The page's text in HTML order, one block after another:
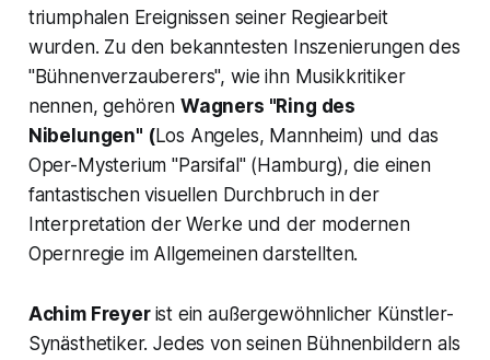
triumphalen Ereignissen seiner Regiearbeit
wurden. Zu den bekanntesten Inszenierungen des
"Bühnenverzauberers", wie ihn Musikkritiker
nennen, gehören Wagners "Ring des
Nibelungen" (Los Angeles, Mannheim) und das
Oper-Mysterium"Parsifal" (Hamburg), die einen
fantastischen visuellen Durchbruch in der
Interpretation der Werke und der modernen
Opernregie im Allgemeinen darstellten.
Achim Freyer ist ein außergewöhnlicher Künstler-
Synästhetiker. Jedes von seinen Bühnenbildern als